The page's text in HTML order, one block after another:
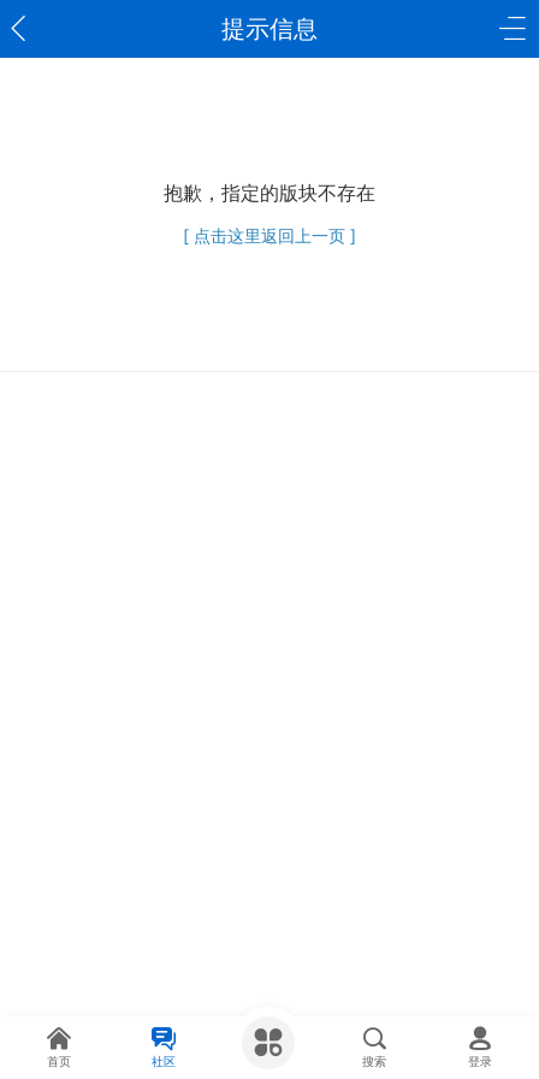
提示信息
抱歉，指定的版块不存在
[ 点击这里返回上一页 ]
首页 社区 搜索 登录